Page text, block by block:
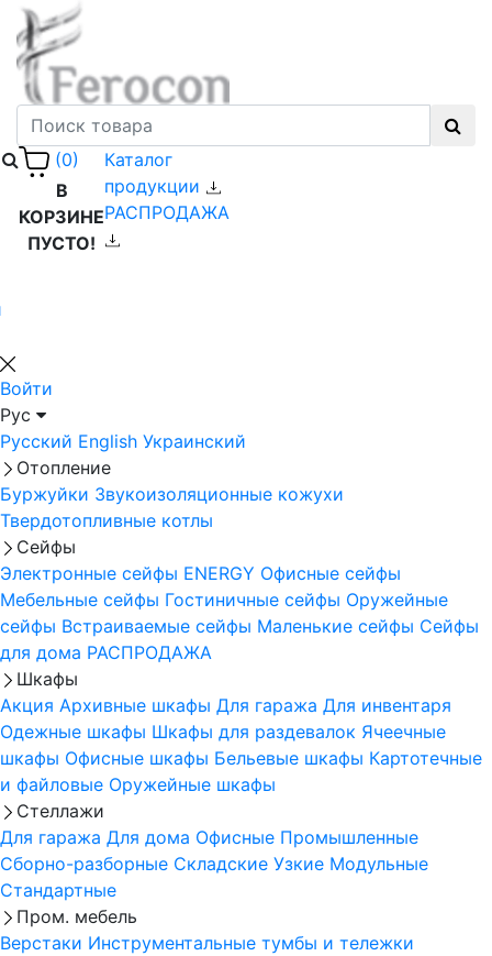
(0)
В
КОРЗИНЕ
ПУСТО!
Каталог
продукции
РАСПРОДАЖА
Войти
Рус
Русский English Украинский
Отопление
Буржуйки Звукоизоляционные кожухи
Твердотопливные котлы
Сейфы
Электронные сейфы ENERGY Офисные сейфы
Мебельные сейфы Гостиничные сейфы Оружейные
сейфы Встраиваемые сейфы Маленькие сейфы Сейфы
для дома РАСПРОДАЖА
Шкафы
Акция Архивные шкафы Для гаража Для инвентаря
Одежные шкафы Шкафы для раздевалок Ячеечные
шкафы Офисные шкафы Бельевые шкафы Картотечные
и файловые Оружейные шкафы
Стеллажи
Для гаража Для дома Офисные Промышленные
Сборно-разборные Складские Узкие Модульные
Стандартные
Пром. мебель
Верстаки Инструментальные тумбы и тележки